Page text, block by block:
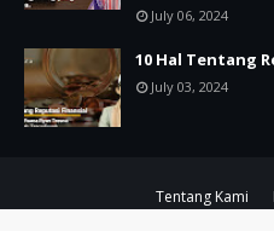
July 06, 2024
10 Hal Tentang
July 03, 2024
Tentang Kami